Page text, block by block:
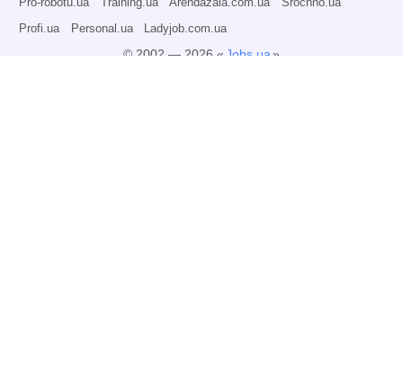
Pro-robotu.ua Training.ua Arendazala.com.ua Srochno.ua
Profi.ua Personal.ua Ladyjob.com.ua
© 2002 — 2026 « Jobs.ua»